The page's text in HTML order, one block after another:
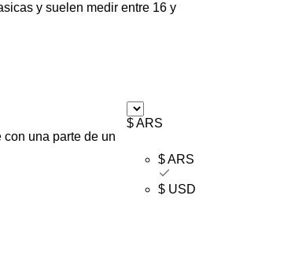
$ ARS
$ ARS
$ USD
y suelen medir entre 16 y
una parte de un